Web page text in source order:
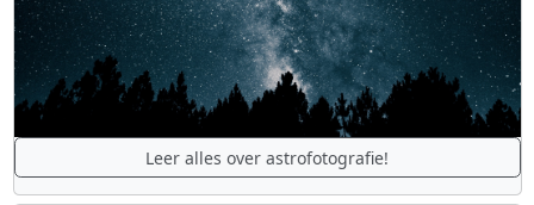
Leer alles over astrofotografie!